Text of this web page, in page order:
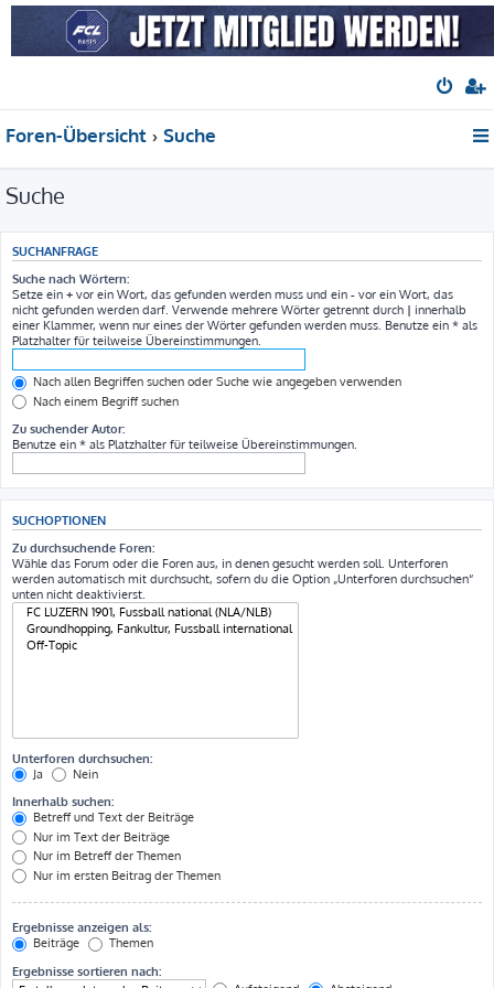
Foren-Übersicht Suche
Suche
SUCHANFRAGE
Suche nach Wörtern:
Setze ein + vor ein Wort, das gefunden werden muss und ein - vor ein Wort, das
nicht gefunden werden darf. Verwende mehrere Wörter getrennt durch | innerhalb
einer Klammer, wenn nur eines der Wörter gefunden werden muss. Benutze ein * als
Platzhalter für teilweise Übereinstimmungen.
Nach allen Begriffen suchen oder Suche wie angegeben verwenden
Nach einem Begriff suchen
Zu suchender Autor:
Benutze ein * als Platzhalter für teilweise Übereinstimmungen.
SUCHOPTIONEN
Zu durchsuchende Foren:
Wähle das Forum oder die Foren aus, in denen gesucht werden soll. Unterforen
werden automatisch mit durchsucht, sofern du die Option „Unterforen durchsuchen“
unten nicht deaktivierst.
Unterforen durchsuchen:
Ja
Nein
Innerhalb suchen:
Betreff und Text der Beiträge
Nur im Text der Beiträge
Nur im Betreff der Themen
Nur im ersten Beitrag der Themen
Ergebnisse anzeigen als:
Beiträge
Themen
Ergebnisse sortieren nach: